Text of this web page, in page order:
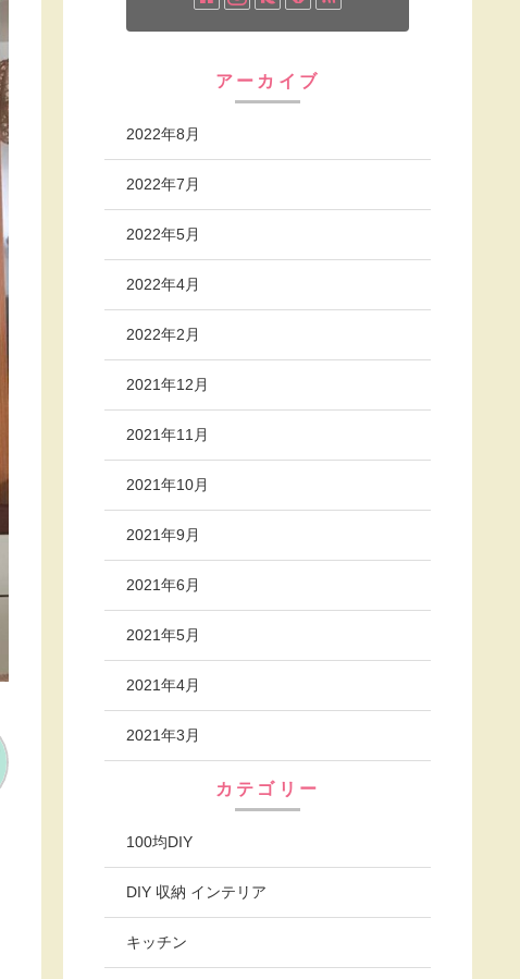
アーカイブ
2022年8月
2022年7月
2022年5月
2022年4月
2022年2月
2021年12月
2021年11月
2021年10月
2021年9月
2021年6月
2021年5月
2021年4月
2021年3月
カテゴリー
100均DIY
DIY 収納 インテリア
キッチン